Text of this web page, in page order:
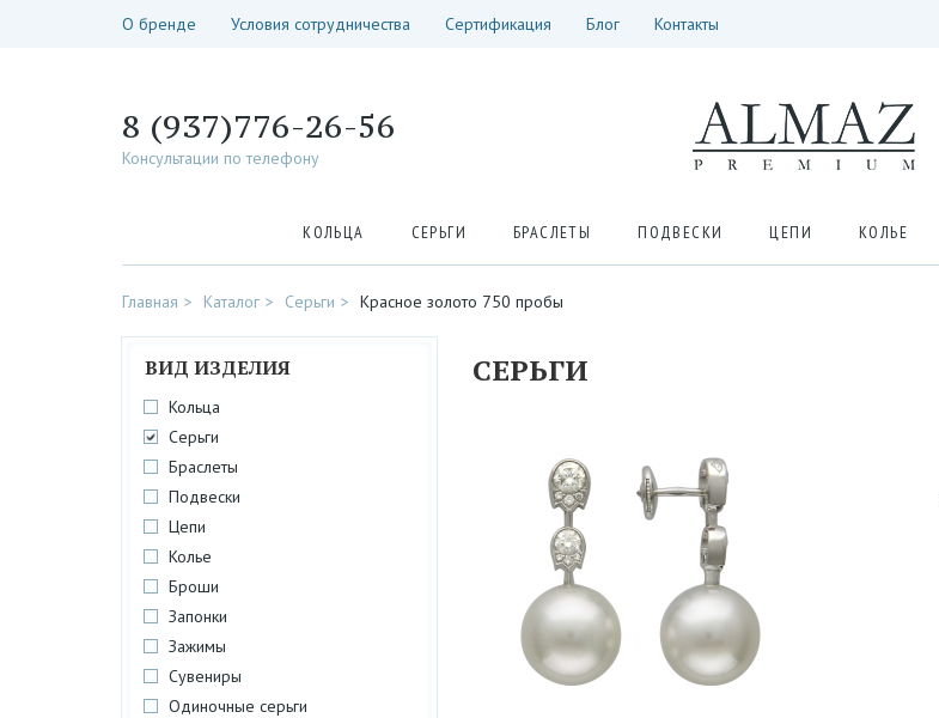
О бренде Условия сотрудничества Сертификация Блог Контакты
8 (937)776-26-56
Консультации по телефону
КОЛЬЦА СЕРЬГИ БРАСЛЕТЫ ПОДВЕСКИ ЦЕПИ КОЛЬЕ
Главная Каталог Серьги Красное золото 750 пробы
ВИД ИЗДЕЛИЯ
Кольца
Серьги
Браслеты
Подвески
Цепи
Колье
Броши
Запонки
Зажимы
Сувениры
Одиночные серьги
СЕРЬГИ
СЕРЬГИ БРИЛЛИАНТ Ж3С674924